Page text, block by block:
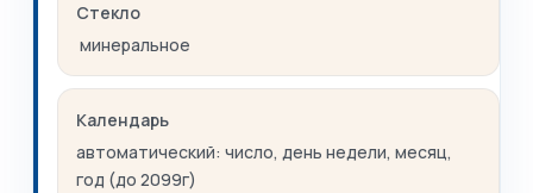
Стекло
минеральное
Календарь
автоматический: число, день недели, месяц,
год (до 2099г)